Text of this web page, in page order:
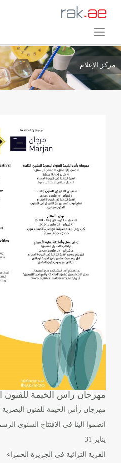
مركز الإعلام
مهرجان راس الخيمة للفنون
مهرجان رأس الخيمة للفنون البصرية
انضموا الينا في الافتتاح السنوي
يناير 31
القرية التراثية في الجزيرة الحمراء